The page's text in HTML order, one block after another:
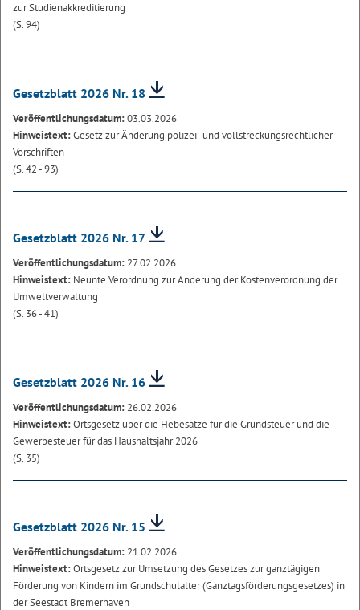
zur Studienakkreditierung
(S. 94)
Gesetzblatt 2026 Nr. 18
Veröffentlichungsdatum:03.03.2026
Hinweistext:Gesetz zur Änderung polizei- und vollstreckungsrechtlicher
Vorschriften
(S. 42 - 93)
Gesetzblatt 2026 Nr. 17
Veröffentlichungsdatum: 27.02.2026
Hinweistext: Neunte Verordnung zur Änderung der Kostenverordnung der
Umweltverwaltung
(S. 36 - 41)
Gesetzblatt 2026 Nr. 16
Veröffentlichungsdatum: 26.02.2026
Hinweistext:Ortsgesetz über die Hebesätze für die Grundsteuer und die
Gewerbesteuer für das Haushaltsjahr 2026
(S. 35)
Gesetzblatt 2026 Nr. 15
Veröffentlichungsdatum: 21.02.2026
Hinweistext:Ortsgesetz zur Umsetzung des Gesetzes zur ganztägigen
Förderung von Kindern im Grundschulalter (Ganztagsförderungsgesetzes) in
der Seestadt Bremerhaven